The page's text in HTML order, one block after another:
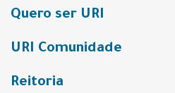
Quero ser URI
URI Comunidade
Reitoria